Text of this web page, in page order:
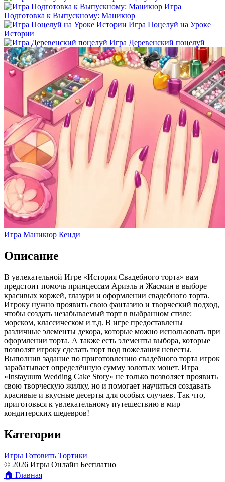
Игра
Подготовка к Выпускному: Маникюр
Игра Поцелуй на Уроке
Истории
Игра Деревенский поцелуй
Игра Маникюр Кенди
Описание
В увлекательной Игре «История Свадебного торта» вам
предстоит помочь принцессам Ариэль и Жасмин в выборе
красивых коржей, глазури и оформлении свадебного торта.
Игроку нужно проявить свою фантазию и творческий подход,
чтобы создать незабываемый торт в выбранном стиле:
морском, классическом и т.д. В игре предоставлены
различные элементы декора, которые можно использовать при
оформлении торта. А также есть элементы выбора, которые
позволят игроку сделать торт под пожелания невесты.
Выполнив задание по приготовлению свадебного торта игрок
зарабатывает определённую сумму золотых монет. Игра
«Instayuum Wedding Cake Story» не только позволяет проявить
свою творческую жилку, но и помогает научиться создавать
красивые и вкусные десерты для особых случаев. Так что,
приготовься к увлекательному путешествию в мир
кондитерских шедевров!
Категории
Игры Готовить Тортики
© 2026 Игры Онлайн Бесплатно
🏠 Главная